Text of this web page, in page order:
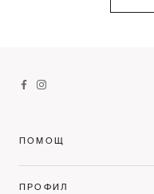
ПОМОЩ
ПРОФИЛ